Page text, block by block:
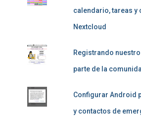
calendario, tareas y
Nextcloud
Registrando nuestro
parte de la
Configurar Android
y contactos de